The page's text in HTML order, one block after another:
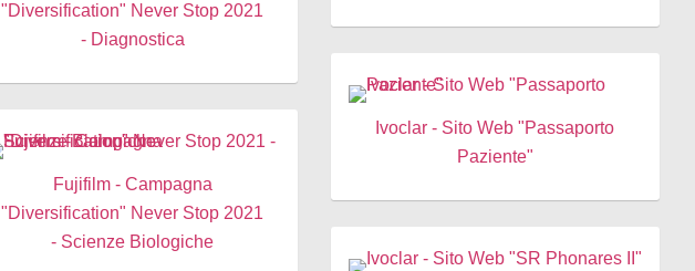
"Diversification" Never Stop 2021
- Diagnostica
Fujifilm - Campagna
"Diversification" Never Stop 2021
- Scienze Biologiche
Ivoclar - Sito Web "Passaporto
Paziente"